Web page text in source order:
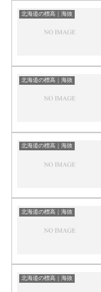
北海道の標高｜海抜
北海道の標高｜海抜
北海道の標高｜海抜
北海道の標高｜海抜
北海道の標高｜海抜